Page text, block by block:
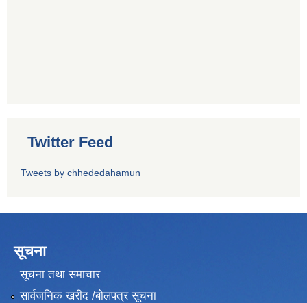
Twitter Feed
Tweets by chhededahamun
सूचना
सूचना तथा समाचार
सार्वजनिक खरीद /बोलपत्र सूचना